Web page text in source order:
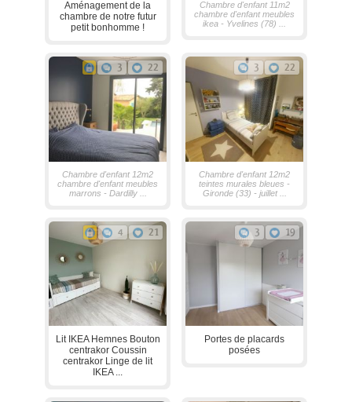
Aménagement de la
chambre de notre futur
petit bonhomme !
Chambre d'enfant 11m2
chambre d'enfant meubles
ikea - Yvelines (78) ...
3 22
Chambre d'enfant 12m2
chambre d'enfant meubles
marrons - Dardilly ...
3 22
Chambre d'enfant 12m2
teintes murales bleues -
Gironde (33) - juillet ...
4 21
Lit IKEA Hemnes Bouton
centrakor Coussin
centrakor Linge de lit
IKEA ...
3 19
Portes de placards
posées